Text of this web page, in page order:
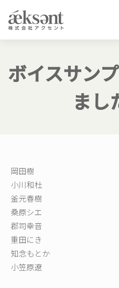
ボイスサン
まし
岡田樹
小川和杜
釜元春樹
桑原シエ
郡司幸音
重田にき
知念もとか
小笠原遼